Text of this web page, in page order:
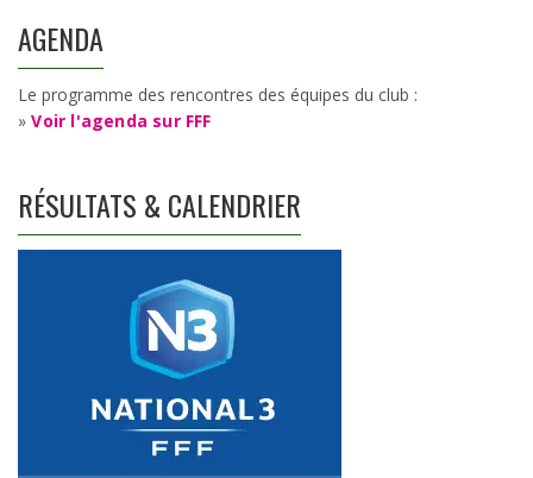
AGENDA
Le programme des rencontres des équipes du club :
»Voir l'agenda sur FFF
RÉSULTATS & CALENDRIER